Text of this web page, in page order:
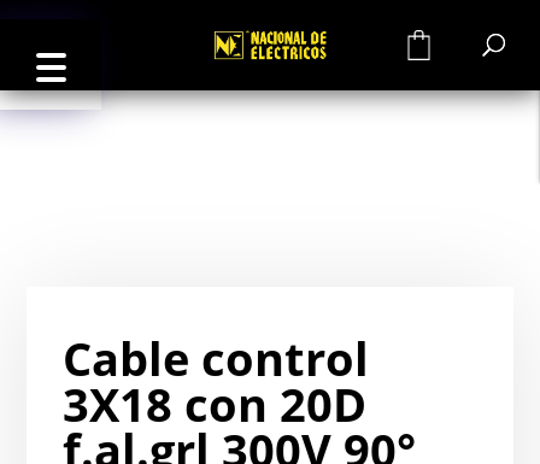
Cable control
3X18 con 20D
f.al.grl 300V 90°